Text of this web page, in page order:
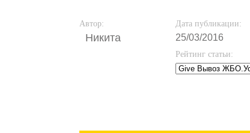
Автор:
Никита
Дата публикации:
25/03/2016
Рейтинг статьи: